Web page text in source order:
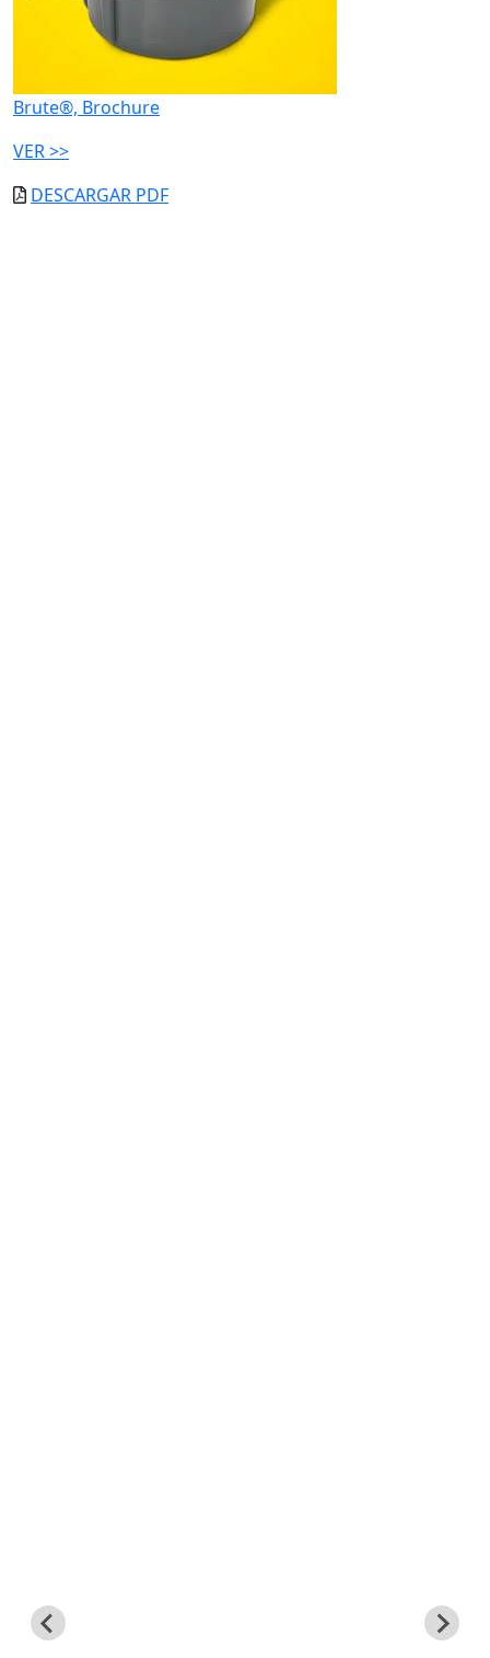
Brute®, Brochure
VER >>
DESCARGAR PDF